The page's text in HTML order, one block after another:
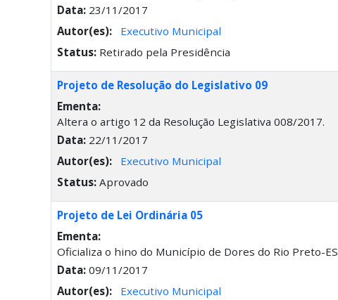
Data:23/11/2017
Autor(es):
Executivo Municipal
Status:Retirado pela Presidência
Projeto de Resolução do Legislativo 09
Ementa:
Altera o artigo 12 da Resolução Legislativa 008/2017.
Data:22/11/2017
Autor(es):
Executivo Municipal
Status:Aprovado
Projeto de Lei Ordinária 05
Ementa:
Oficializa o hino do Município de Dores do Rio Preto-ES
Data:09/11/2017
Autor(es):
Executivo Municipal